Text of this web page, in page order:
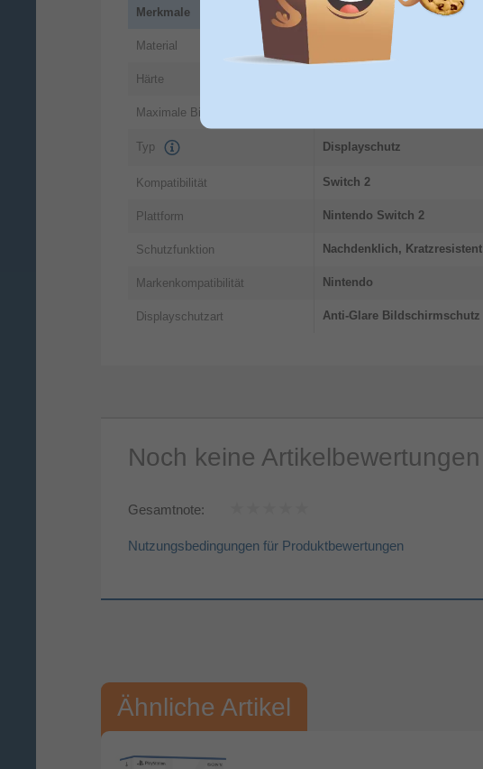
Merkmale
Material Gehärtetes Glas
Härte
Maximale Bildschirmgröße
Typ Displayschutz
Kompatibilität Switch 2
Plattform Nintendo Switch 2
Schutzfunktion Nachdenklich, Kratzresistent
Markenkompatibilität Nintendo
Displayschutzart Anti-Glare Bildschirmschutz
Noch keine Artikelbewertungen
Gesamtnote:
Nutzungsbedingungen für Produktbewertungen
Ihre Bewertung:
Bitte mindestens 20 Wörter eingeben
Ihr Kommentar*
Ähnliche Artikel